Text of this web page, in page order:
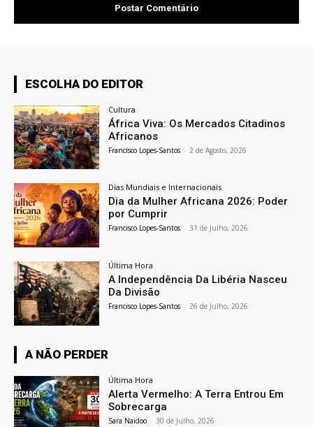
ESCOLHA DO EDITOR
Cultura
África Viva: Os Mercados Citadinos
Africanos
Francisco Lopes-Santos - 2 de Agosto, 2026
Dias Mundiais e Internacionais
Dia da Mulher Africana 2026: Poder
por Cumprir
Francisco Lopes-Santos - 31 de Julho, 2026
Última Hora
A Independência Da Libéria Nasceu
Da Divisão
Francisco Lopes-Santos - 26 de Julho, 2026
A NÃO PERDER
Última Hora
Alerta Vermelho: A Terra Entrou Em
Sobrecarga
Sara Naidoo - 30 de Julho, 2026